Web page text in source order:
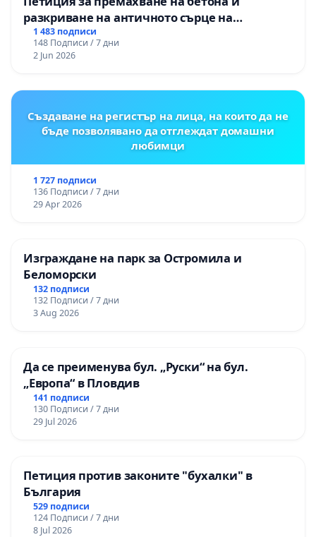
разкриване на античното сърце на
Могиланската могила във Враца
1 483 подписи
148 Подписи / 7 дни
2 Jun 2026
Създаване на регистър на лица, на които да не
бъде позволявано да отглеждат домашни
любимци
1 727 подписи
136 Подписи / 7 дни
29 Apr 2026
Изграждане на парк за Остромила и
Беломорски
132 подписи
132 Подписи / 7 дни
3 Aug 2026
Да се преименува бул. „Руски“ на бул.
„Европа“ в Пловдив
141 подписи
130 Подписи / 7 дни
29 Jul 2026
Петиция против законите "бухалки" в
България
529 подписи
124 Подписи / 7 дни
8 Jul 2026